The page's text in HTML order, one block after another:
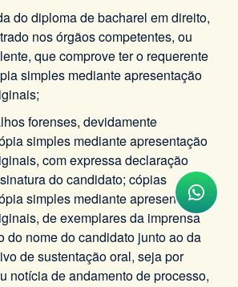
do diploma de bacharel em direito,
nos órgãos competentes, ou
que comprove ter o requerente
simples mediante apresentação
forenses, devidamente
simples mediante apresentação
com expressa declaração
do candidato; cópias
simples mediante apresentação
de exemplares da imprensa
do nome do candidato junto ao da
de sustentação oral, seja por
notícia de andamento de processo,